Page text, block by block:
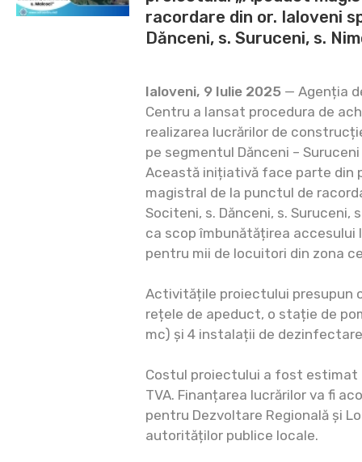
racordare din or. Ialoveni
Dănceni, s. Suruceni, s.
Ialoveni, 9 Iulie 2025 — Agenția
Centru a lansat procedura de
realizarea lucrărilor de
pe segmentul Dănceni –
Această inițiativă face parte din
magistral de la punctul de
Sociteni, s. Dănceni, s. Suruceni,
ca scop îmbunătățirea accesului
pentru mii de locuitori din zona
Activitățile proiectului presupun
rețele de apeduct, o stație de
mc) și 4 instalații de
Costul proiectului a fost estimat
TVA. Finanțarea lucrărilor va fi
pentru Dezvoltare Regională și
autorităților publice locale.